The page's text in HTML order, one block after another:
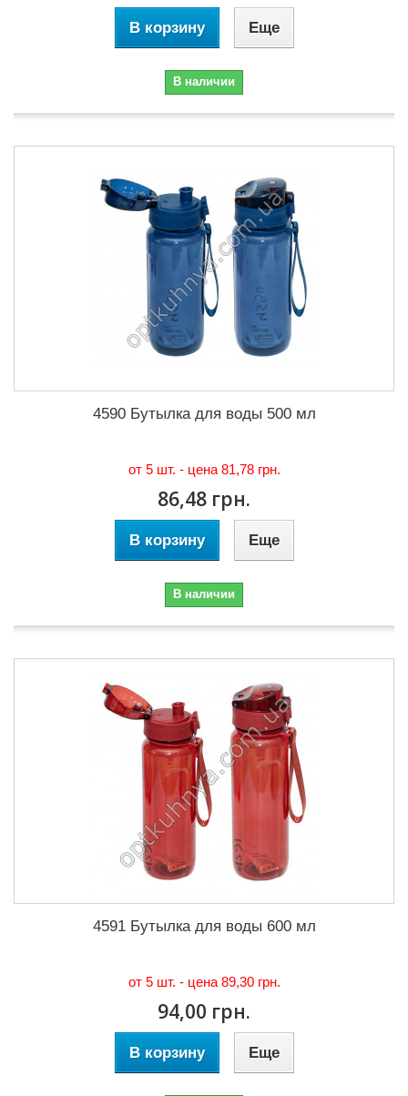
В корзину Еще
В наличии
4590 Бутылка для воды 500 мл
от 5 шт. - цена 81,78 грн.
86,48 грн.
В корзину Еще
В наличии
4591 Бутылка для воды 600 мл
от 5 шт. - цена 89,30 грн.
94,00 грн.
В корзину Еще